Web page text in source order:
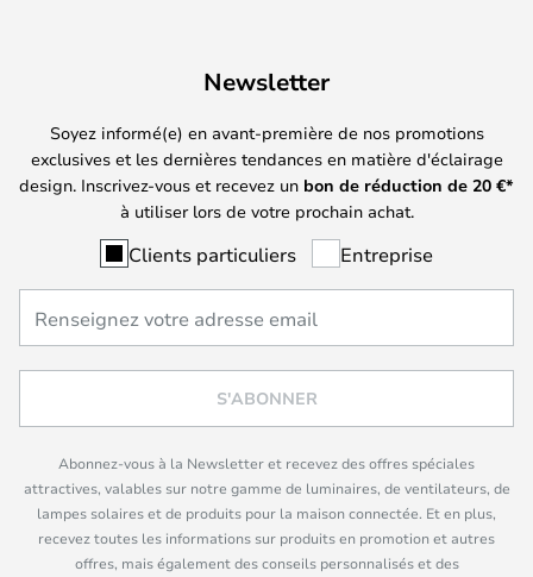
Newsletter
Soyez informé(e) en avant-première de nos promotions
exclusives et les dernières tendances en matière d'éclairage
design. Inscrivez-vous et recevez un bon de réduction de 20 €*
à utiliser lors de votre prochain achat.
Clients particuliers Entreprise
S'ABONNER
Abonnez-vous à la Newsletter et recevez des offres spéciales
attractives, valables sur notre gamme de luminaires, de ventilateurs, de
lampes solaires et de produits pour la maison connectée. Et en plus,
recevez toutes les informations sur produits en promotion et autres
offres, mais également des conseils personnalisés et des